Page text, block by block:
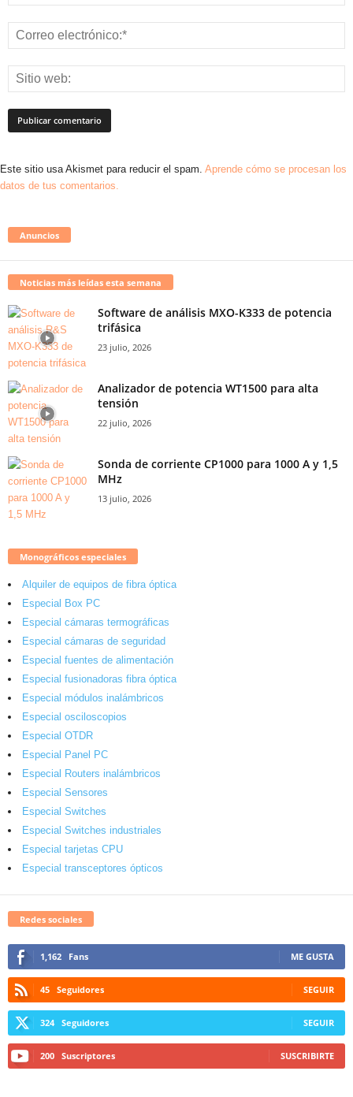
Este sitio usa Akismet para reducir el spam. Aprende cómo se procesan los
datos de tus comentarios.
Anuncios
Noticias más leídas esta semana
Software de análisis MXO-K333 de potencia
trifásica
23 julio, 2026
Analizador de potencia WT1500 para alta
tensión
22 julio, 2026
Sonda de corriente CP1000 para 1000 A y 1,5
MHz
13 julio, 2026
Monográficos especiales
Alquiler de equipos de fibra óptica
Especial Box PC
Especial cámaras termográficas
Especial cámaras de seguridad
Especial fuentes de alimentación
Especial fusionadoras fibra óptica
Especial módulos inalámbricos
Especial osciloscopios
Especial OTDR
Especial Panel PC
Especial Routers inalámbricos
Especial Sensores
Especial Switches
Especial Switches industriales
Especial tarjetas CPU
Especial transceptores ópticos
Redes sociales
1,162 Fans ME GUSTA
45 Seguidores SEGUIR
324 Seguidores SEGUIR
200 Suscriptores SUSCRIBIRTE